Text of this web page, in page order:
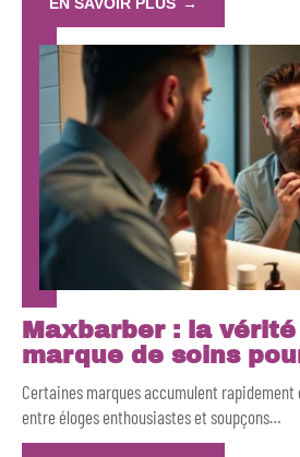
Maxbarber : la
marque de soins
Certaines marques accumulent
entre éloges enthousiastes et soupçons…